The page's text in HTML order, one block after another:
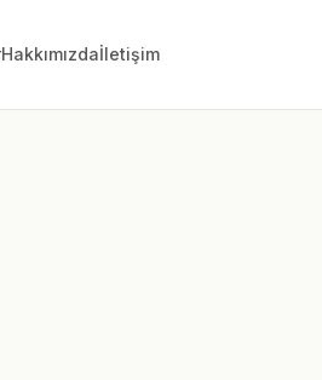
Hakkımızdaİletişim